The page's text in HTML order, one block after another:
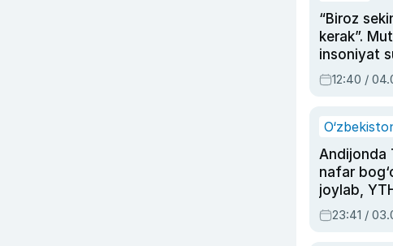
“Biroz
kerak”.
insoniyat
intellektni
olmay
12:40 /
Andijonda
nafar
joylab,
ayolga sud
23:41 /